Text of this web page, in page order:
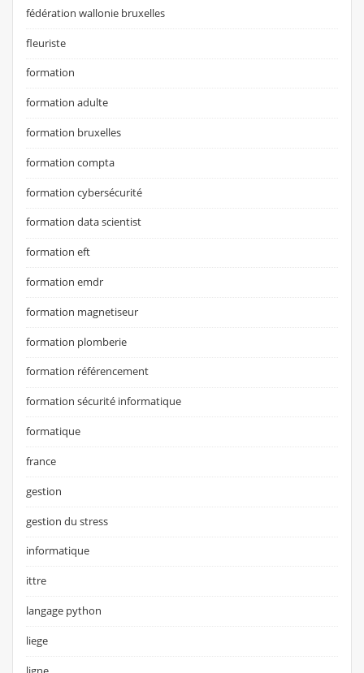
fédération wallonie bruxelles
fleuriste
formation
formation adulte
formation bruxelles
formation compta
formation cybersécurité
formation data scientist
formation eft
formation emdr
formation magnetiseur
formation plomberie
formation référencement
formation sécurité informatique
formatique
france
gestion
gestion du stress
informatique
ittre
langage python
liege